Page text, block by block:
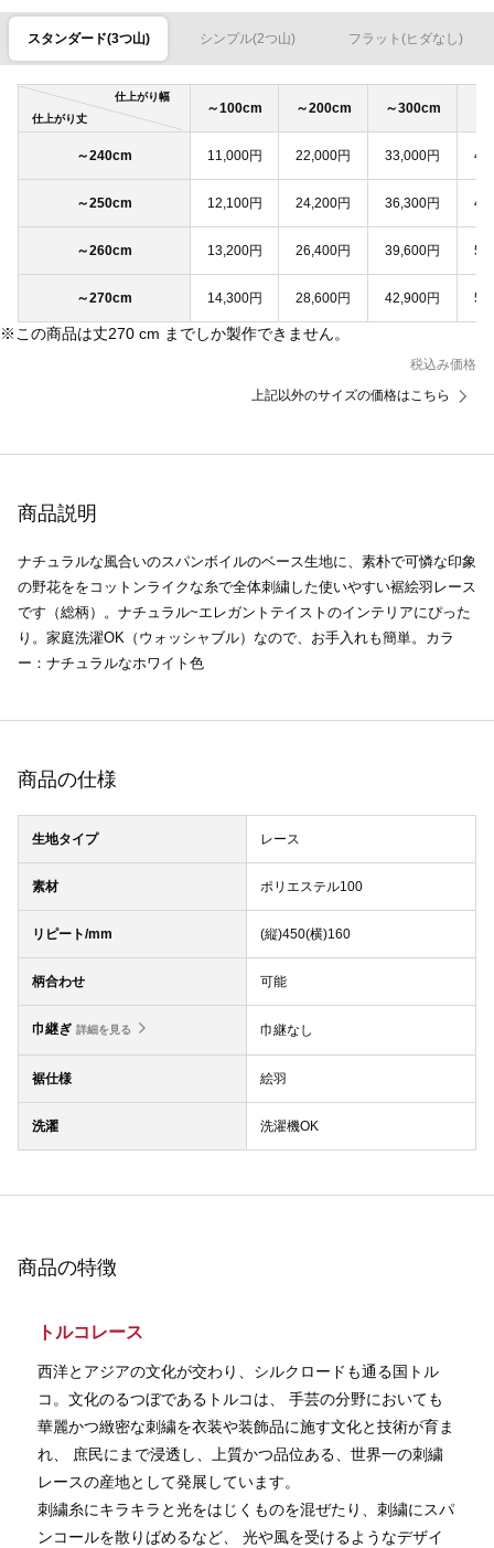
スタンダード(3つ山) シンプル(2つ山) フラット(ヒダなし)
仕上がり幅
仕上がり丈
～100cm ～200cm ～300cm
～240cm 11,000円 22,000円 33,000円
～250cm 12,100円 24,200円 36,300円
～260cm 13,200円 26,400円 39,600円
～270cm 14,300円 28,600円 42,900円
※この商品は丈270 cm までしか製作できません。
税込み価格
上記以外のサイズの価格はこちら
商品説明
ナチュラルな風合いのスパンボイルのベース生地に、素朴で可憐な印象
の野花ををコットンライクな糸で全体刺繍した使いやすい裾絵羽レース
です（総柄）。ナチュラル~エレガントテイストのインテリアにぴった
り。家庭洗濯OK（ウォッシャブル）なので、お手入れも簡単。カラ
ー：ナチュラルなホワイト色
商品の仕様
生地タイプ レース
素材 ポリエステル100
リピート/mm (縦)450(横)160
柄合わせ 可能
巾継ぎ 詳細を見る 巾継なし
裾仕様 絵羽
洗濯 洗濯機OK
商品の特徴
トルコレース
西洋とアジアの文化が交わり、シルクロードも通る国トル
コ。文化のるつぼであるトルコは、 手芸の分野においても
華麗かつ緻密な刺繍を衣装や装飾品に施す文化と技術が育ま
れ、 庶民にまで浸透し、上質かつ品位ある、世界一の刺繍
レースの産地として発展しています。
刺繍糸にキラキラと光をはじくものを混ぜたり、刺繍にスパ
ンコールを散りばめるなど、 光や風を受けるようなデザイ